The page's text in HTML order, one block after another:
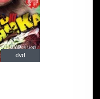
dvd